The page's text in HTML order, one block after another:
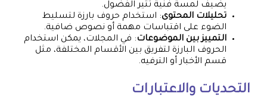
يضيف لمسة فنية تثير الفضول.
تحليلات المحتوى: استخدام حروف بارزة لتسليط
الضوء على اقتباسات مهمة أو نصوص ضافية.
التمييز بين الموضوعات: في المجلات، يمكن استخدام
الحروف البارزة لتفريق بين الأقسام المختلفة، مثل
قسم الأخبار أو الترفيه.
التحديات والاعتبارات